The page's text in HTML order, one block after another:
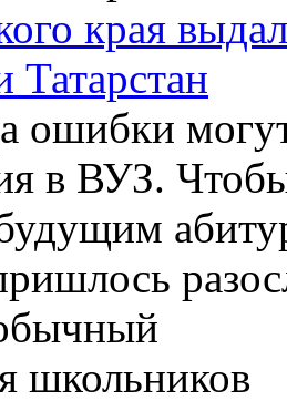
края
Татарстан
ошибки
в ВУЗ.